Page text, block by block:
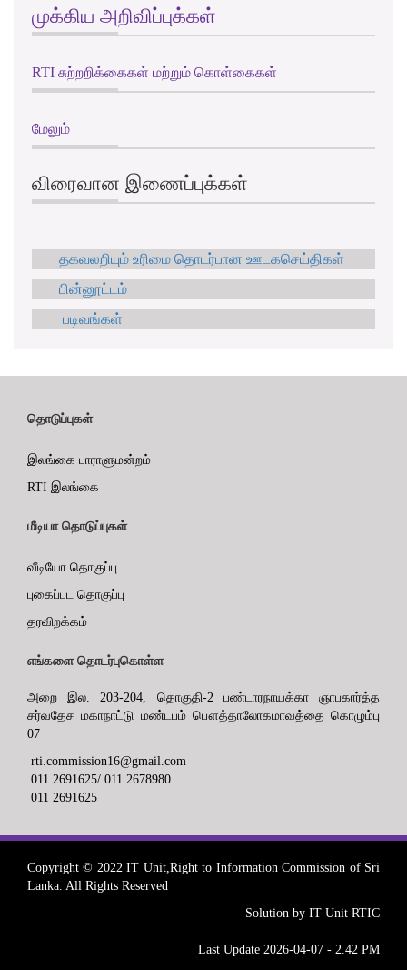
முக்கிய அறிவிப்புக்கள்
RTI சுற்றறிக்கைகள் மற்றும் கொள்கைகள்
மேலும்
விரைவான இணைப்புக்கள்
தகவலறியும் உரிமை தொடர்பான ஊடகசெய்திகள்
பின்னூட்டம்
படிவங்கள்
தொடுப்புகள்
இலங்கை பாராளுமன்றம்
RTI இலங்கை
மீடியா தொடுப்புகள்
வீடியோ தொகுப்பு
புகைப்பட தொகுப்பு
தரவிறக்கம்
எங்களை தொடர்புகொள்ள
அறை இல. 203-204, தொகுதி-2 பண்டாரநாயக்கா ஞாபகார்த்த
சர்வதேச மகாநாட்டு மண்டபம் பௌத்தாலோகமாவத்தை கொழும்பு
07
rti.commission16@gmail.com
011 2691625/ 011 2678980
011 2691625
Copyright © 2022 IT Unit,Right to Information Commission of Sri
Lanka. All Rights Reserved
Solution by IT Unit RTIC
Last Update 2026-04-07 - 2.42 PM